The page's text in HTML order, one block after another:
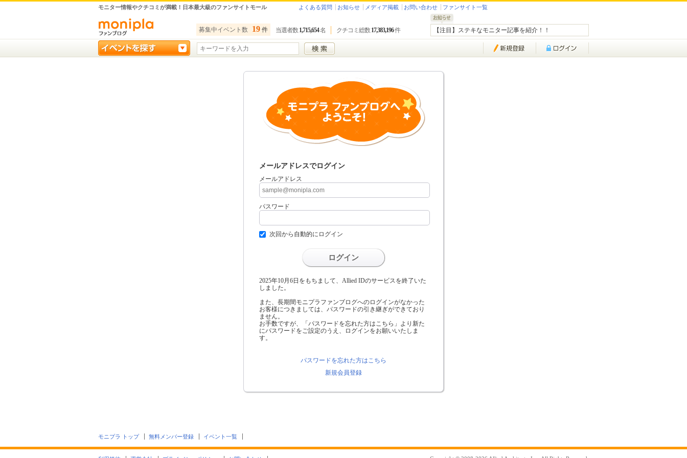
モニター情報やクチコミが満載！日本最大級のファンサイトモール よくある質問 お知らせ メディア掲載 お問い合わせ ファンサイト一覧
【注目】ステキなモニター記事を紹介！！
募集中イベント数 19 件 当選者数 1,715,654名 クチコミ総数 17,383,196件
メールアドレスでログイン
メールアドレス
パスワード
次回から自動的にログイン
ログイン
2025年10月6日をもちまして、Allied IDのサービスを終了いた
しました。
また、長期間モニプラファンブログへのログインがなかった
お客様につきましては、パスワードの引き継ぎができており
ません。
お手数ですが、「パスワードを忘れた方はこちら」より新た
にパスワードをご設定のうえ、ログインをお願いいたしま
す。
パスワードを忘れた方はこちら
新規会員登録
モニプラ トップ 無料メンバー登録 イベント一覧